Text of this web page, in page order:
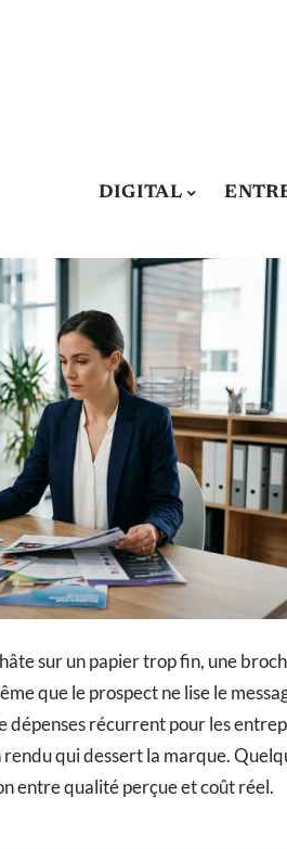
DIGITAL
sur un papier trop fin, une
que le prospect ne lise le
dépenses récurrent pour les
qui dessert la marque.
entre qualité perçue et coût réel.